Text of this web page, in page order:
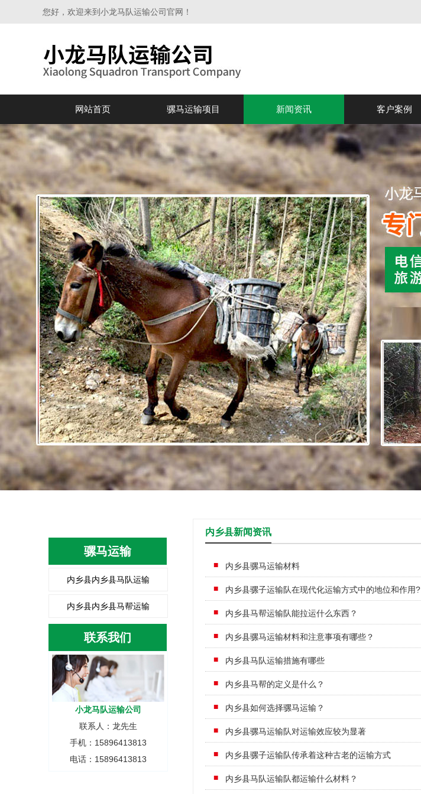
您好，欢迎来到小龙马队运输公司官网！
网站首页 骡马运输项目 新闻资讯 客户案例
骡马运输
内乡县内乡县马队运输
内乡县内乡县马帮运输
联系我们
小龙马队运输公司
联系人：龙先生
手机：15896413813
电话：15896413813
内乡县新闻资讯
内乡县骡马运输材料
内乡县骡子运输队在现代化运输方式中的地位和作用?
内乡县马帮运输队能拉运什么东西？
内乡县骡马运输材料和注意事项有哪些？
内乡县马队运输措施有哪些
内乡县马帮的定义是什么？
内乡县如何选择骡马运输？
内乡县骡马运输队对运输效应较为显著
内乡县骡子运输队传承着这种古老的运输方式
内乡县马队运输队都运输什么材料？